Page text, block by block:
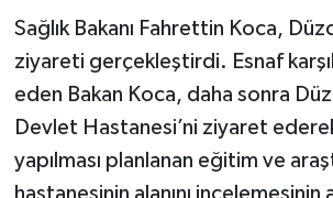
Sağlık Bakanı Fahrettin Koca,
ziyareti gerçekleştirdi. Esnaf
eden Bakan Koca, daha sonra
Devlet Hastanesi’ni ziyaret
yapılması planlanan eğitim ve
MEDYA
OTOMOTİV
TEKNOLOJİ